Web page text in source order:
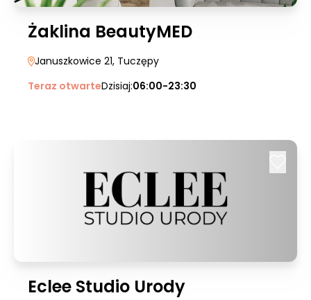
Żaklina BeautyMED
Januszkowice 21, Tuczępy
Teraz otwarteDzisiaj:06:00-23:30
Eclee Studio Urody